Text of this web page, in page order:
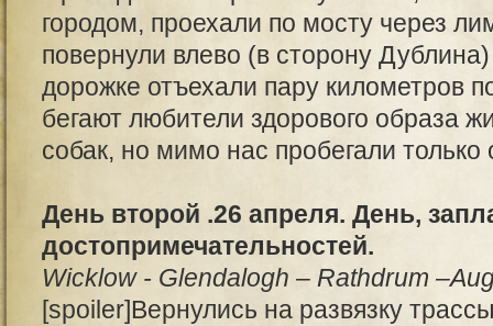
городом, проехали по мосту через
повернули влево (в сторону
дорожке отъехали пару километров
бегают любители здорового образа
собак, но мимо нас пробегали
День второй .26 апреля. День,
достопримечательностей.
Wicklow - Glendalogh – Rathdrum
[spoiler]Вернулись на развязку